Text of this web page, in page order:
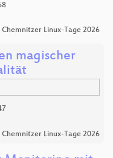
Chemnitzer Linux-Tage 2026
magischer
Chemnitzer Linux-Tage 2026